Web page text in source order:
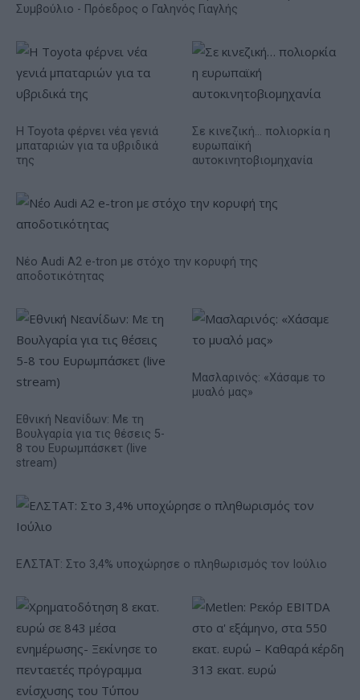
Συμβούλιο - Πρόεδρος ο Γαληνός Γιαγλής
Η Toyota φέρνει νέα γενιά
μπαταριών για τα υβριδικά
της
Σε κινεζική… πολιορκία η
ευρωπαϊκή
αυτοκινητοβιομηχανία
Νέο Audi A2 e-tron με στόχο την κορυφή της
αποδοτικότητας
Εθνική Νεανίδων: Με τη
Βουλγαρία για τις θέσεις 5-
8 του Ευρωμπάσκετ (live
stream)
Μασλαρινός: «Χάσαμε το
μυαλό μας»
ΕΛΣΤΑΤ: Στο 3,4% υποχώρησε ο πληθωρισμός τον Ιούλιο